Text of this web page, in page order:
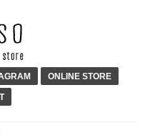
ONLINE STORE